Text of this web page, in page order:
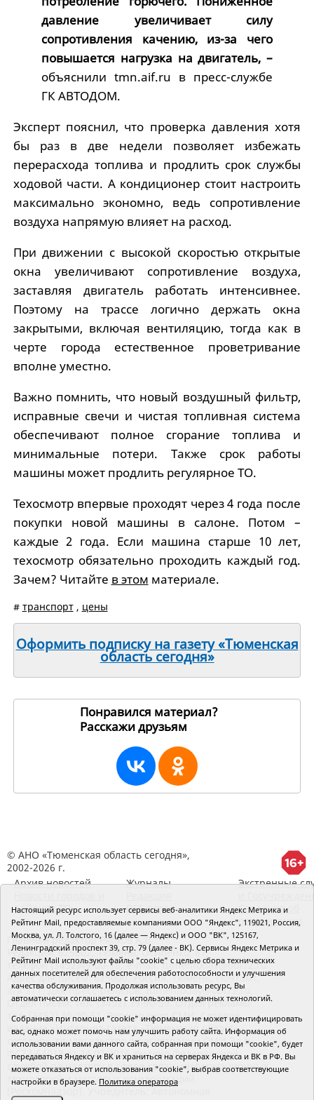
давление увеличивает силу
сопротивления качению, из-за чего
повышается нагрузка на двигатель, –
объяснили tmn.aif.ru в пресс-службе
ГК АВТОДОМ.
Эксперт пояснил, что проверка давления хотя
бы раз в две недели позволяет избежать
перерасхода топлива и продлить срок службы
ходовой части. А кондиционер стоит настроить
максимально экономно, ведь сопротивление
воздуха напрямую влияет на расход.
При движении с высокой скоростью открытые
окна увеличивают сопротивление воздуха,
заставляя двигатель работать интенсивнее.
Поэтому на трассе логично держать окна
закрытыми, включая вентиляцию, тогда как в
черте города естественное проветривание
вполне уместно.
Важно помнить, что новый воздушный фильтр,
исправные свечи и чистая топливная система
обеспечивают полное сгорание топлива и
минимальные потери. Также срок работы
машины может продлить регулярное ТО.
Техосмотр впервые проходят через 4 года после
покупки новой машины в салоне. Потом –
каждые 2 года. Если машина старше 10 лет,
техосмотр обязательно проходить каждый год.
Зачем? Читайте в этом материале.
# транспорт, цены
Оформить подписку на газету «Тюменская
область сегодня»
Понравился материал?
Расскажи друзьям
© АНО «Тюменская область сегодня»,
2002-2026 г.
Архив новостей
районов ТО
Журналы
RSS поток
Экстренные
Сведения об
организации
Главный редактор Рябков А.В.
Редакция: 625002, Тюмень, Осипенко, 81,
телефон (3452)49-00-18, e-mail: tumentoday@obl72.ru
Адрес для писем: 625000, Россия, Тюмень, Почтамт,
а/я 371. Для пресс-релизов: tumentoday@obl72.ru.
Отдел писем: тел. (3452) 39-90-59. Отдел рекламы:
тел. (3452) 39-90-51. Регистрация СМИ: Сетевое
издание «Интернет-газета «Тюменская область
сегодня», свидетельство о регистрации СМИ Эл №
ФС77-64918 от 24.02.2016 выдано Федеральной
службой по надзору в сфере связи, информационных
технологий и массовых коммуникаций
(Роскомнадзор). Учредитель: Автономная
Настоящий ресурс использует сервисы веб-аналитики Яндекс Метрика и
Рейтинг Mail, предоставляемые компаниями ООО "Яндекс", 119021, Россия,
Москва, ул. Л. Толстого, 16 (далее — Яндекс) и ООО "ВК", 125167,
Ленинградский проспект 39, стр. 79 (далее - ВК). Сервисы Яндекс Метрика и
Рейтинг Mail используют файлы "cookie" с целью сбора технических
данных посетителей для обеспечения работоспособности и улучшения
качества обслуживания. Продолжая использовать ресурс, Вы
автоматически соглашаетесь с использованием данных технологий.
Собранная при помощи "cookie" информация не может идентифицировать
вас, однако может помочь нам улучшить работу сайта. Информация об
использовании вами данного сайта, собранная при помощи "cookie", будет
передаваться Яндексу и ВК и храниться на серверах Яндекса и ВК в РФ. Вы
можете отказаться от использования "cookie", выбрав соответствующие
настройки в браузере. Политика оператора